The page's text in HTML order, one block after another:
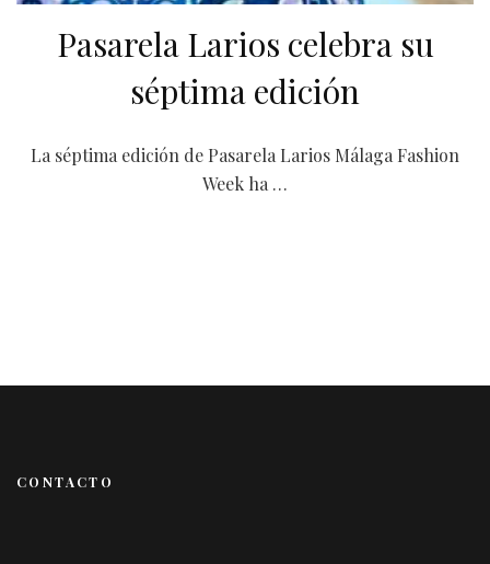
Pasarela Larios celebra su
séptima edición
La séptima edición de Pasarela Larios Málaga Fashion
Week ha …
CONTACTO